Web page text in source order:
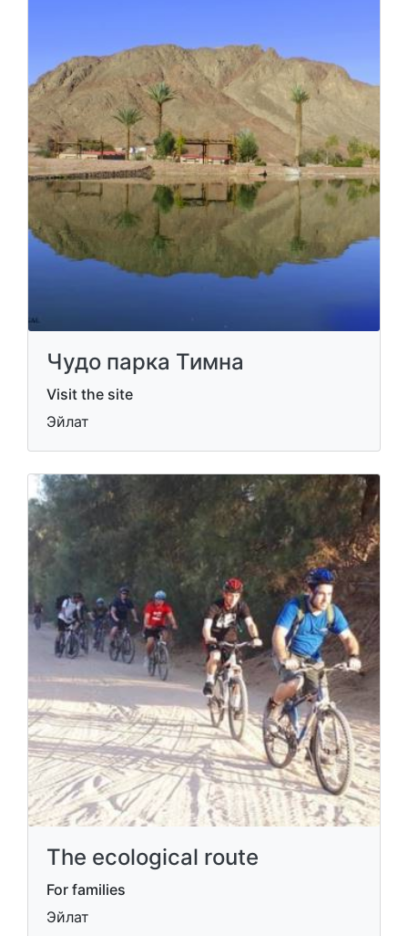
Чудо парка Тимна
Visit the site
Эйлат
The ecological route
For families
Эйлат